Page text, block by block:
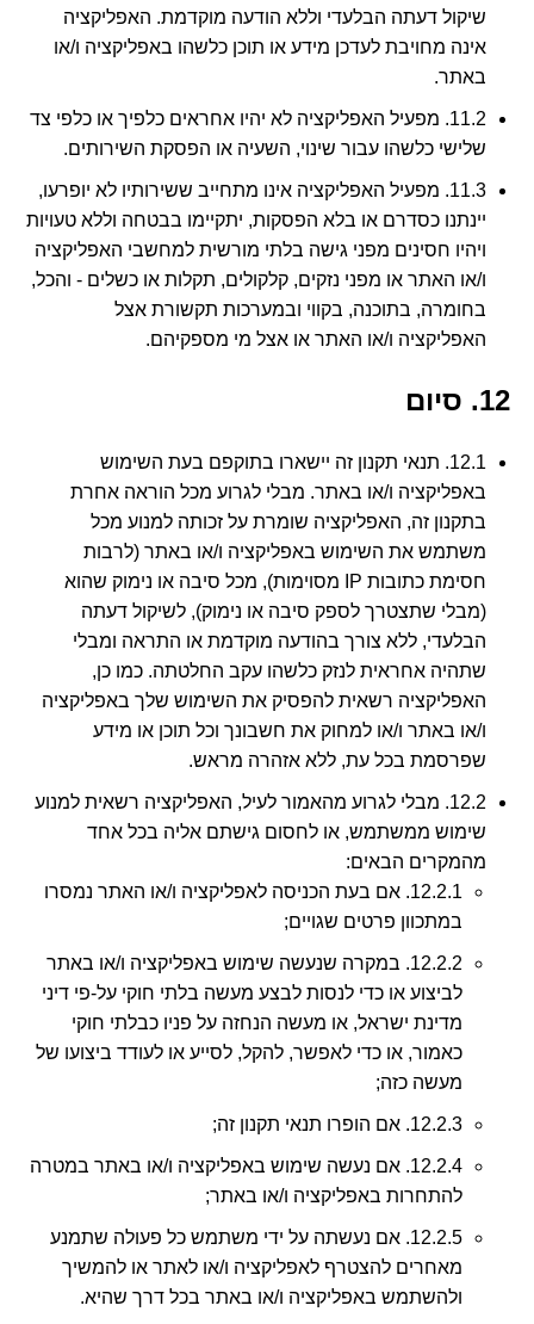
שיקול דעתה הבלעדי וללא הודעה מוקדמת. האפליקציה
אינה מחויבת לעדכן מידע או תוכן כלשהו באפליקציה ו/או
באתר.
11.2. מפעיל האפליקציה לא יהיו אחראים כלפיך או כלפי צד
שלישי כלשהו עבור שינוי, השעיה או הפסקת השירותים.
11.3. מפעיל האפליקציה אינו מתחייב ששירותיו לא יופרעו,
יינתנו כסדרם או בלא הפסקות, יתקיימו בבטחה וללא טעויות
ויהיו חסינים מפני גישה בלתי מורשית למחשבי האפליקציה
ו/או האתר או מפני נזקים, קלקולים, תקלות או כשלים - והכל,
בחומרה, בתוכנה, בקווי ובמערכות תקשורת אצל
האפליקציה ו/או האתר או אצל מי מספקיהם.
12. סיום
12.1. תנאי תקנון זה יישארו בתוקפם בעת השימוש
באפליקציה ו/או באתר. מבלי לגרוע מכל הוראה אחרת
בתקנון זה, האפליקציה שומרת על זכותה למנוע מכל
משתמש את השימוש באפליקציה ו/או באתר (לרבות
חסימת כתובות IP מסוימות), מכל סיבה או נימוק שהוא
(מבלי שתצטרך לספק סיבה או נימוק), לשיקול דעתה
הבלעדי, ללא צורך בהודעה מוקדמת או התראה ומבלי
שתהיה אחראית לנזק כלשהו עקב החלטתה. כמו כן,
האפליקציה רשאית להפסיק את השימוש שלך באפליקציה
ו/או באתר ו/או למחוק את חשבונך וכל תוכן או מידע
שפרסמת בכל עת, ללא אזהרה מראש.
12.2. מבלי לגרוע מהאמור לעיל, האפליקציה רשאית למנוע
שימוש ממשתמש, או לחסום גישתם אליה בכל אחד
מהמקרים הבאים:
12.2.1. אם בעת הכניסה לאפליקציה ו/או האתר נמסרו
במתכוון פרטים שגויים;
12.2.2. במקרה שנעשה שימוש באפליקציה ו/או באתר
לביצוע או כדי לנסות לבצע מעשה בלתי חוקי על-פי דיני
מדינת ישראל, או מעשה הנחזה על פניו כבלתי חוקי
כאמור, או כדי לאפשר, להקל, לסייע או לעודד ביצועו של
מעשה כזה;
12.2.3. אם הופרו תנאי תקנון זה;
12.2.4. אם נעשה שימוש באפליקציה ו/או באתר במטרה
להתחרות באפליקציה ו/או באתר;
12.2.5. אם נעשתה על ידי משתמש כל פעולה שתמנע
מאחרים להצטרף לאפליקציה ו/או לאתר או להמשיך
ולהשתמש באפליקציה ו/או באתר בכל דרך שהיא.